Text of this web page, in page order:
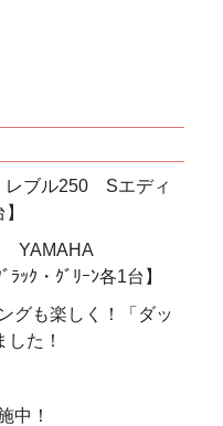
レブル250 Sエディ
! YAMAHA
ｸ・ｸﾞﾘｰﾝ各1台】
グも楽しく！「ダッ
た！
中！